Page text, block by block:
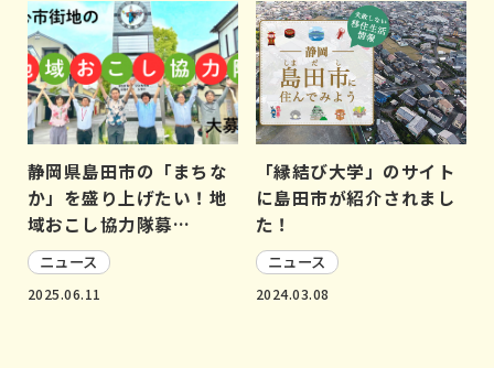
静岡県島田市の「まちな
か」を盛り上げたい！地
域おこし協力隊募…
ニュース
2025.06.11
「縁結び大学」のサイト
に島田市が紹介されまし
た！
ニュース
2024.03.08